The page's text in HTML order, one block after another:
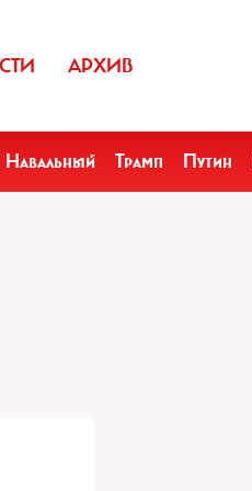
АРХИВ
Навальный Трамп Путин